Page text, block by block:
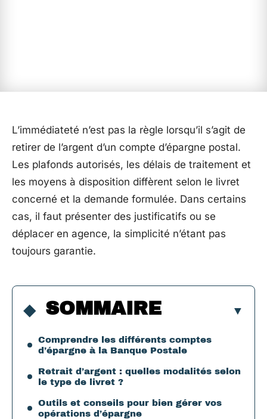
L’immédiateté n’est pas la règle lorsqu’il s’agit de
retirer de l’argent d’un compte d’épargne postal.
Les plafonds autorisés, les délais de traitement et
les moyens à disposition diffèrent selon le livret
concerné et la demande formulée. Dans certains
cas, il faut présenter des justificatifs ou se
déplacer en agence, la simplicité n’étant pas
toujours garantie.
SOMMAIRE
Comprendre les différents comptes
d’épargne à la Banque Postale
Retrait d’argent : quelles modalités selon
le type de livret ?
Outils et conseils pour bien gérer vos
opérations d’épargne